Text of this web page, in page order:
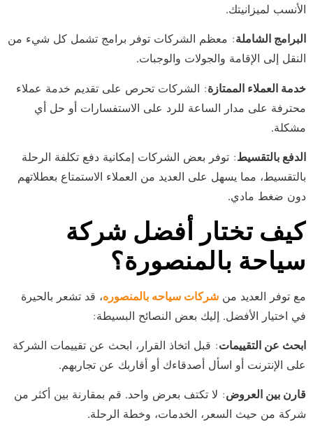
الأنسب لميزانيتك.
البرامج الشاملة: معظم الشركات توفر برامج تشمل كل شيء من
النقل إلى الإقامة والجولات والوجبات.
خدمة العملاء الممتازة: الشركات تحرص على تقديم خدمة عملاء
محترفة على مدار الساعة للرد على الاستفسارات أو حل أي
مشكلة.
الدفع بالتقسيط: توفر بعض الشركات إمكانية دفع تكلفة الرحلة
بالتقسيط، مما يسهل على العديد من العملاء الاستمتاع بعطلاتهم
دون ضغط مادي.
كيف تختار أفضل شركة
سياحة بالمنصورة؟
مع توفر العديد من شركات سياحه بالمنصوره، قد تشعر بالحيرة
في اختيار الأفضل. إليك بعض النصائح البسيطة:
ابحث عن التقييمات: قبل اتخاذ القرار، ابحث عن تقييمات الشركة
على الإنترنت أو اسأل أصدقاءك أو أقاربك عن تجاربهم.
قارن بين العروض: لا تكتف بعرض واحد. قم بمقارنة بين أكثر من
شركة من حيث السعر، الخدمات، وخطة الرحلة.